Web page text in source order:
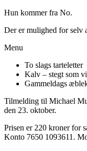
Hun kommer fra No.
Der er mulighed for selv
Menu
To slags tarteletter
Kalv – stegt som
Gammeldags
Tilmelding til Michael
den 23. oktober.
Prisen er 220 kroner for
Konto 7650 1093611.